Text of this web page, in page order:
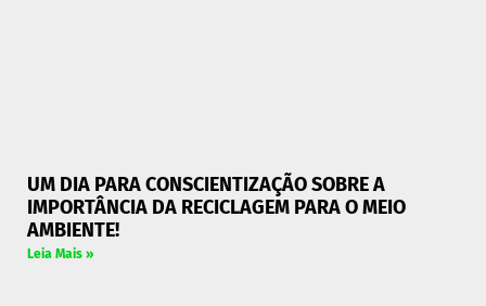
UM DIA PARA CONSCIENTIZAÇÃO SOBRE A
IMPORTÂNCIA DA RECICLAGEM PARA O MEIO
AMBIENTE!
Leia Mais »